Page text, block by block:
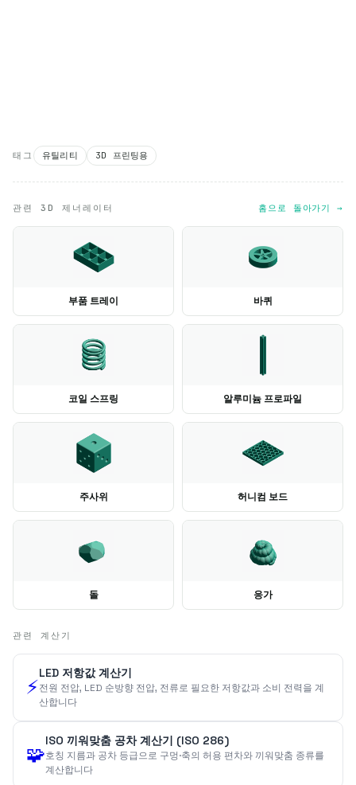
태그 유틸리티 3D 프린팅용
관련 3D 제너레이터 홈으로 돌아가기 →
부품 트레이 바퀴
코일 스프링 알루미늄 프로파일
주사위 허니컴 보드
돌 응가
관련 계산기
⚡
LED 저항값 계산기
전원 전압, LED 순방향 전압, 전류로 필요한 저항값과 소비 전력을 계
산합니다
🧩
ISO 끼워맞춤 공차 계산기 (ISO 286)
호칭 지름과 공차 등급으로 구멍·축의 허용 편차와 끼워맞춤 종류를
계산합니다